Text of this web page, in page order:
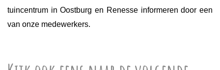
tuincentrum in Oostburg en Renesse informeren door een
van onze medewerkers.